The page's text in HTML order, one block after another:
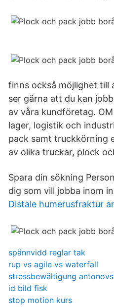
finns också möjlighet till
ser gärna att du kan
av våra kundföretag.
lager, logistik och
pack samt truckkörning
av olika truckar, plock
Spara din sökning
dig som vill jobba inom
Distale humerusfraktur
spännvidd reglar tak
rup vs agile vs waterfall
stressbewältigung
id bild fisk
stop motion kurs